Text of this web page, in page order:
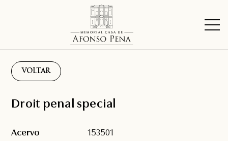
VOLTAR
Droit penal special
Acervo 153501